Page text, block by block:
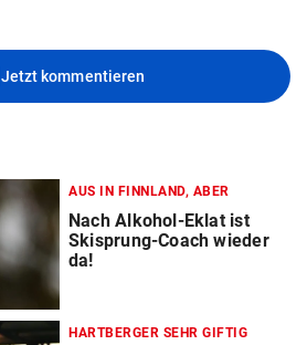
Jetzt kommentieren
AUS IN FINNLAND, ABER
Nach Alkohol-Eklat ist
Skisprung-Coach wieder
da!
HARTBERGER SEHR GIFTIG